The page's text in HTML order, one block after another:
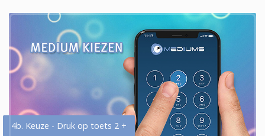
4b. Keuze - Druk op toets 2 +